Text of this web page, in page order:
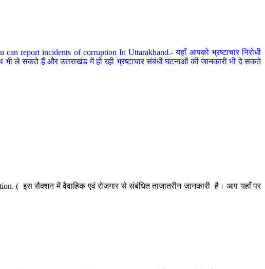
report incidents of corruption In Uttarakhand.- यहाँ आपको भ्रष्टाचार निरोधी
ले सकते हैं और उत्तराखंड में हो रही भ्रष्टाचार संबंधी घटनाओं की जानकारी भी दे सकते
( इस सैक्शन में वैवाहिक एवं रोजगार से संबंधित ताजातरीन जानकारी है। आप यहाँ पर